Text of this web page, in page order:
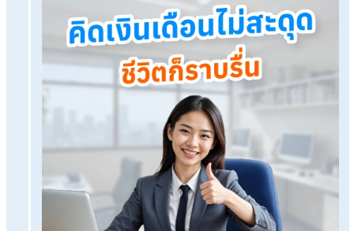
HumanSoft Payroll & HR Solution
Try Free 30 daysAll HR's functions
Free setup service. No expenses at all.
Try it free